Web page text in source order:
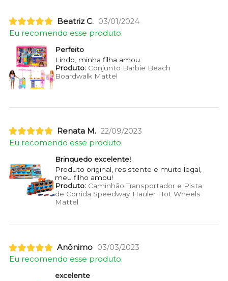
Beatriz C. 03/01/2024
Eu recomendo esse produto.
Perfeito
Lindo, minha filha amou.
Produto:Conjunto Barbie Beach
Boardwalk Mattel
Renata M. 22/09/2023
Eu recomendo esse produto.
Brinquedo excelente!
Produto original, resistente e muito legal,
meu filho amou!
Produto:Caminhão Transportador e Pista
de Corrida Speedway Hauler Hot Wheels
Mattel
Anônimo 03/03/2023
Eu recomendo esse produto.
excelente